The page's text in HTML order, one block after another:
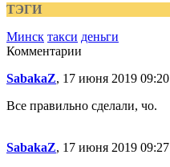
ТЭГИ
Минск такси деньги
Комментарии
SabakaZ, 17 июня 2019 09:20
Все правильно сделали, чо.
SabakaZ, 17 июня 2019 09:27